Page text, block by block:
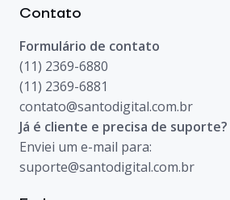
Contato
Formulário de contato
(11) 2369-6880
(11) 2369-6881
contato@santodigital.com.br
Já é cliente e precisa de suporte?
Enviei um e-mail para:
suporte@santodigital.com.br